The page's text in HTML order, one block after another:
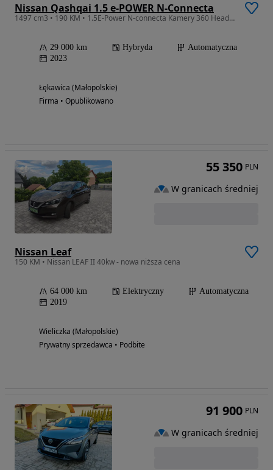
Nissan Qashqai 1.5 e-POWER N-Connecta
1497 cm3 • 190 KM • 1.5E-Power N-connecta Kamery 360 Head-up
29 000 km Hybryda
Automatyczna
2023
Łękawica (Małopolskie)
Firma • Opublikowano
Nissan Leaf
150 KM • Nissan LEAF II 40kw - nowa niższa cena
64 000 km Elektryczny
Automatyczna
2019
Wieliczka (Małopolskie)
Prywatny sprzedawca • Podbite
55 350 PLN
W granicach średniej
91 900 PLN
W granicach średniej